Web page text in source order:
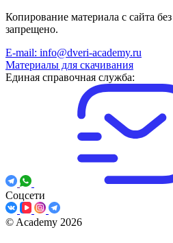
Копирование материала с сайта
запрещено.
E-mail: info@dveri-academy.ru
Материалы для скачивания
Единая справочная служба:
Соцсети
© Academy 2026